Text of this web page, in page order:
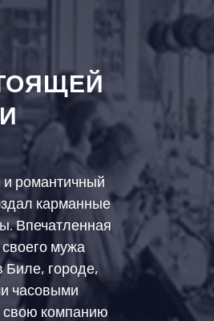
романтичный
карманные
Впечатленная
мужа
Биле, городе,
часовыми
компанию